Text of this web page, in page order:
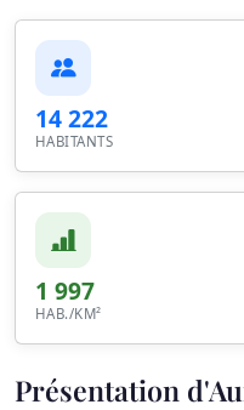
14 222
HABITANTS
1 997
HAB./KM²
Présentation